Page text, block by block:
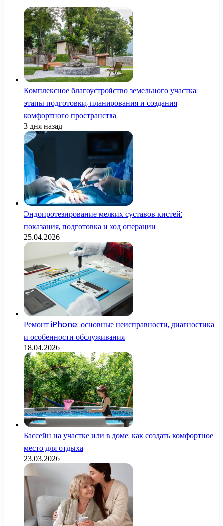
Комплексное благоустройство земельного участка:
этапы подготовки, планирования и создания
комфортного пространства
3 дня назад
Эндопротезирование мелких суставов кистей:
показания, подготовка и ход операции
25.04.2026
Ремонт iPhone: основные неисправности, диагностика
и особенности обслуживания
18.04.2026
Бассейн на участке или в доме: как создать комфортное
место для отдыха
23.03.2026